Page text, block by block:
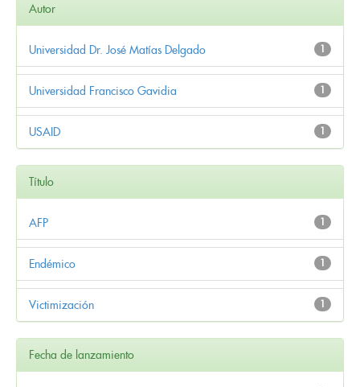
Autor
1
Universidad Dr. José Matías Delgado
1
Universidad Francisco Gavidia
1
USAID
Título
1
AFP
1
Endémico
1
Victimización
Fecha de lanzamiento